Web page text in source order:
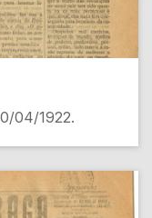
04/1922.